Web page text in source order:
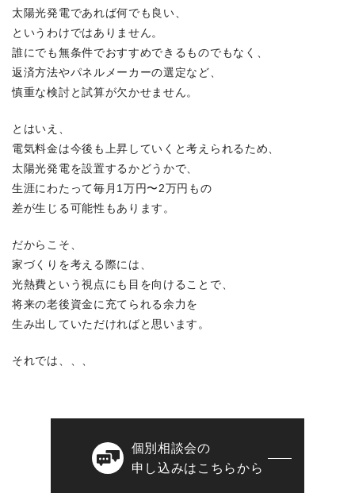
太陽光発電であれば何でも良い、
というわけではありません。
誰にでも無条件でおすすめできるものでもなく、
返済方法やパネルメーカーの選定など、
慎重な検討と試算が欠かせません。
とはいえ、
電気料金は今後も上昇していくと考えられるため、
太陽光発電を設置するかどうかで、
生涯にわたって毎月1万円〜2万円もの
差が生じる可能性もあります。
だからこそ、
家づくりを考える際には、
光熱費という視点にも目を向けることで、
将来の老後資金に充てられる余力を
生み出していただければと思います。
それでは、、、
個別相談会の
申し込みはこちらから